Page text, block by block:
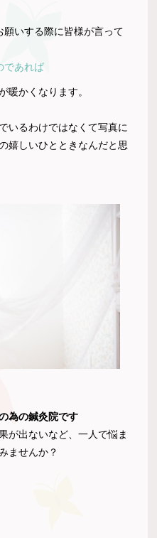
いする際に皆様が言って
であれば
暖かくなります。
いるわけではなくて写真に
嬉しいひとときなんだと思
為の鍼灸院です
が出ないなど、一人で悩ま
ませんか？